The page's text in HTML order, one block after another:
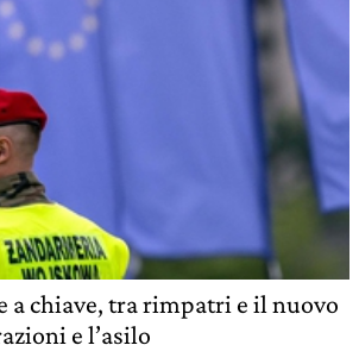
a chiave, tra rimpatri e il nuovo
e l’asilo